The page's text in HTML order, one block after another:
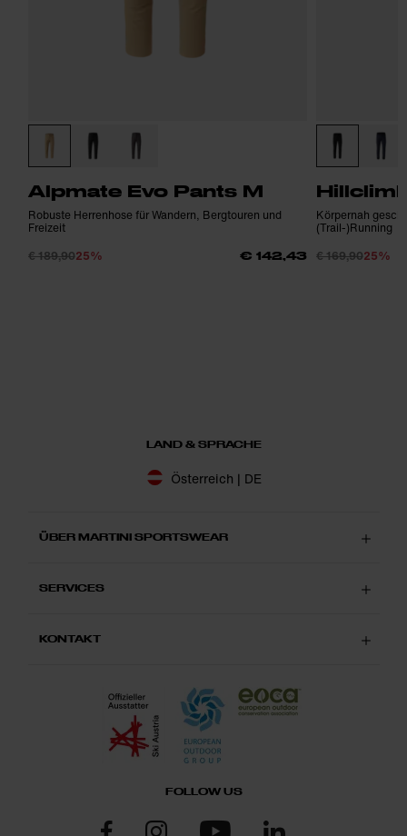
Alpmate Evo Pants M
Robuste Herrenhose für Wandern, Bergtouren und
Freizeit
€ 189,9025% € 142,43
Körpernah
(Trail-)Running
€ 169,9025%
LAND & SPRACHE
Österreich | DE
ÜBER MARTINI SPORTSWEAR
SERVICES
KONTAKT
FOLLOW US